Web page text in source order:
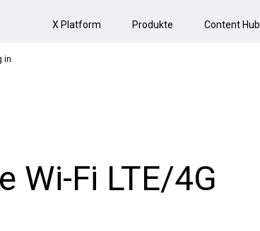
X Platform Produkte Content Hub
in
Wi-Fi LTE/4G